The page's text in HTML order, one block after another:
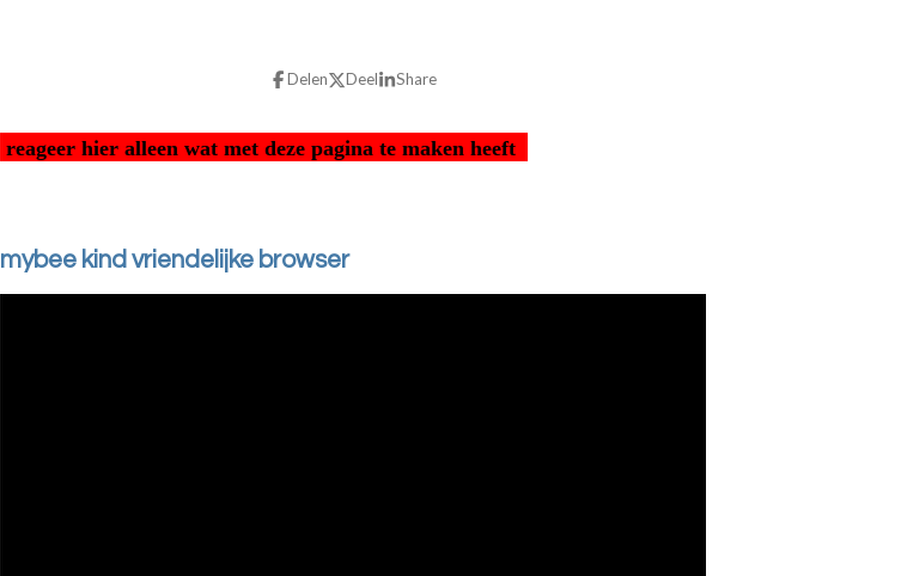
Delen Deel Share
reageer hier alleen wat met deze pagina te maken heeft
mybee kind vriendelijke browser